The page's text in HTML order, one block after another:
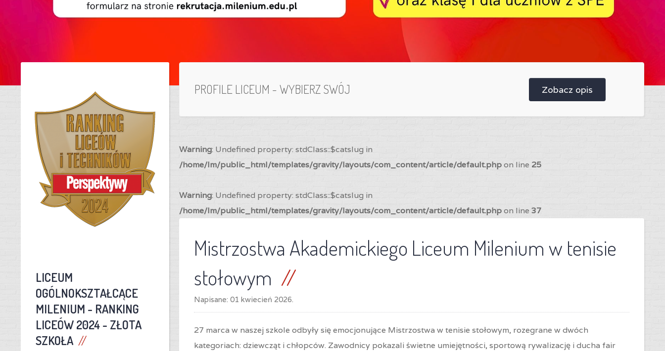
PROFILE LICEUM - WYBIERZ SWÓJ Zobacz opis
Warning: Undefined property: stdClass::$catslug in
/home/lm/public_html/templates/gravity/layouts/com_content/article/default.phpon line 25
Warning: Undefined property: stdClass::$catslug in
/home/lm/public_html/templates/gravity/layouts/com_content/article/default.phpon line 37
Mistrzostwa Akademickiego Liceum Milenium w tenisie
stołowym
Napisane: 01 kwiecień 2026.
27 marca w naszej szkole odbyły się emocjonujące Mistrzostwa w tenisie stołowym, rozegrane w dwóch
kategoriach: dziewcząt i chłopców. Zawodnicy pokazali świetne umiejętności, sportową rywalizację i ducha fair
LICEUM
OGÓLNOKSZTAŁCĄCE
MILENIUM - RANKING
LICEÓW 2024 - ZŁOTA
SZKOŁA